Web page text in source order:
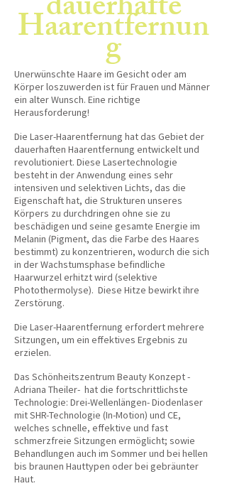
Haarentfernun
g
Unerwünschte Haare im Gesicht oder am
Körper loszuwerden ist für Frauen und Männer
ein alter Wunsch. Eine richtige
Herausforderung!
Die Laser-Haarentfernung hat das Gebiet der
dauerhaften Haarentfernung entwickelt und
revolutioniert. Diese Lasertechnologie
besteht in der Anwendung eines sehr
intensiven und selektiven Lichts, das die
Eigenschaft hat, die Strukturen unseres
Körpers zu durchdringen ohne sie zu
beschädigen und seine gesamte Energie im
Melanin (Pigment, das die Farbe des Haares
bestimmt) zu konzentrieren, wodurch die sich
in der Wachstumsphase befindliche
Haarwurzel erhitzt wird (selektive
Photothermolyse). Diese Hitze bewirkt ihre
Zerstörung.
Die Laser-Haarentfernung erfordert mehrere
Sitzungen, um ein effektives Ergebnis zu
erzielen.
Das Schönheitszentrum Beauty Konzept -
Adriana Theiler- hat die fort­schrittlichste
Technologie: Drei-Wellenlängen- Diodenlaser
mit SHR-Technologie (In-Motion) und CE,
welches schnelle, effektive und fast
schmerzfreie Sitzungen ermöglicht; sowie
Behandlungen auch im Sommer und bei hellen
bis braunen Hauttypen oder bei gebräunter
Haut.